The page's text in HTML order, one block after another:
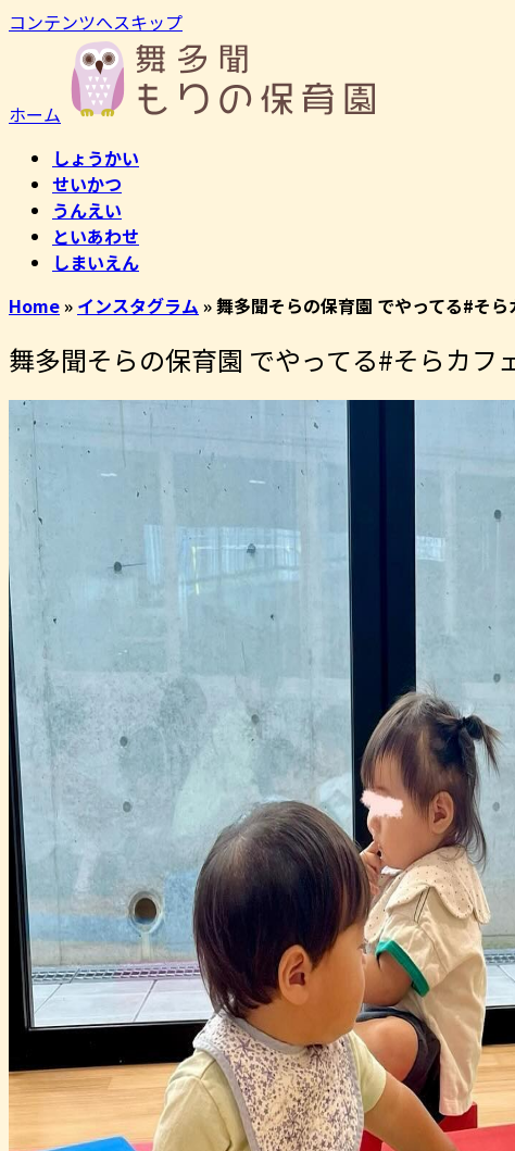
コンテンツへスキップ
ホーム
しょうかい
せいかつ
うんえい
といあわせ
しまいえん
Home» インスタグラム »舞多聞そらの保育園 でやってる#そら
舞多聞そらの保育園 でやってる#そらカフ